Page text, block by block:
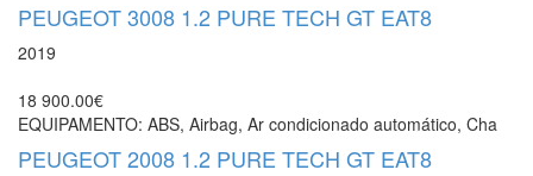
PEUGEOT 3008 1.2 PURE TECH GT EAT8
2019
18 900.00€
EQUIPAMENTO: ABS, Airbag, Ar condicionado automático, Cha
PEUGEOT 2008 1.2 PURE TECH GT EAT8